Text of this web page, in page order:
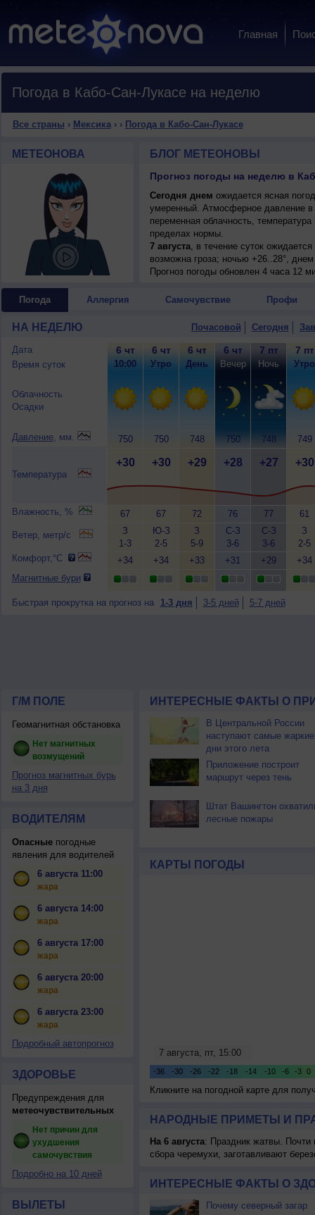
Главная
Погода в Кабо-Сан-Лукасе на неделю
Все страны › Мексика› › Погода в Кабо-Сан-Лукасе
МЕТЕОНОВА БЛОГ МЕТЕОНОВЫ
Прогноз погоды на неделю в
Сегодня днем ожидается ясная
умеренный. Атмосферное давление
переменная облачность,
пределах нормы.
7 августа, в течение суток
возможна гроза; ночью +26..28°,
Прогноз погоды обновлен 4 часа 12
Погода Аллергия Самочувствие Профи
НА НЕДЕЛЮ Почасовой Сегодня
Дата
Время суток
Облачность
Осадки
Давление, мм.
Температура
Влажность, %
Ветер, метр/с
Комфорт,°C
Магнитные бури
6 чт
10:00
750
+30
67
З
1-3
+34
6 чт
Утро
750
+30
67
Ю-З
2-5
+34
6 чт
День
748
+29
72
З
5-9
+33
6 чт
Вечер
750
+28
76
С-З
3-6
+31
7 пт
Ночь
748
+27
77
С-З
3-6
+29
7 пт
Утро
749
+30
61
З
2-5
+34
Быстрая прокрутка на прогноз на 1-3 дня 3-5 дней 5-7 дней
Г/М ПОЛЕ
Геомагнитная обстановка
Нет магнитных
возмущений
Прогноз магнитных бурь
на 3 дня
ВОДИТЕЛЯМ
Опасныепогодные
явления для водителей
6 августа 11:00
жара
6 августа 14:00
жара
6 августа 17:00
жара
6 августа 20:00
жара
6 августа 23:00
жара
Подробный автопрогноз
ЗДОРОВЬЕ
Предупреждения для
метеочувствительных
Нет причин для
ухудшения
самочувствия
Подробно на 10 дней
ВЫЛЕТЫ
ИНТЕРЕСНЫЕ ФАКТЫ О
В Центральной России
наступают самые жаркие
дни этого лета
Приложение построит
маршрут через тень
Штат Вашингтон
лесные пожары
КАРТЫ ПОГОДЫ
Кликните на погодной карте для
НАРОДНЫЕ ПРИМЕТЫ И
На 6 августа: Праздник жатвы. Почти
сбора черемухи, заготавливают
ИНТЕРЕСНЫЕ ФАКТЫ О
Почему северный загар